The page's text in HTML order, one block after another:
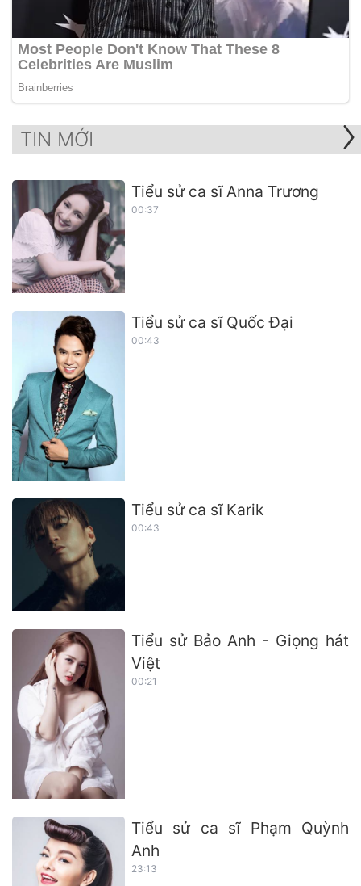
TIN MỚI
Tiểu sử ca sĩ Anna Trương
00:37
Tiểu sử ca sĩ Quốc Đại
00:43
Tiểu sử ca sĩ Karik
00:43
Tiểu sử Bảo Anh - Giọng hát
Việt
00:21
Tiểu sử ca sĩ Phạm Quỳnh
Anh
23:13